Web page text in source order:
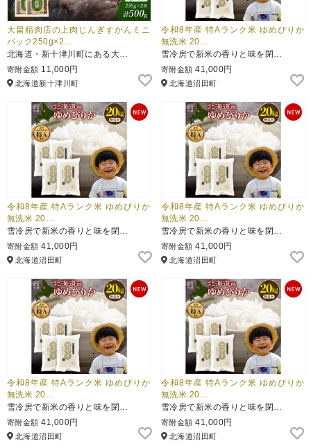
大畠精肉店の上肉じんぎすかんミニ
パック250g×2…
北海道・新十津川町にある大…
寄附金額 11,000円
北海道新十津川町
令和8年産 特Aランク米 ゆめぴりか
無洗米 20…
雪冷房で新米の香りと味を閉…
寄附金額 41,000円
北海道沼田町
令和8年産 特Aランク米 ゆめぴりか
無洗米 20…
雪冷房で新米の香りと味を閉…
寄附金額 41,000円
北海道沼田町
令和8年産 特Aランク米 ゆめぴりか
無洗米 20…
雪冷房で新米の香りと味を閉…
寄附金額 41,000円
北海道沼田町
令和8年産 特Aランク米 ゆめぴりか
無洗米 20…
雪冷房で新米の香りと味を閉…
寄附金額 41,000円
北海道沼田町
令和8年産 特Aランク米 ゆめぴりか
無洗米 20…
雪冷房で新米の香りと味を閉…
寄附金額 41,000円
北海道沼田町